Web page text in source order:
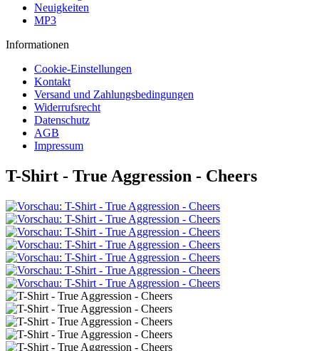
Neuigkeiten
MP3
Informationen
Cookie-Einstellungen
Kontakt
Versand und Zahlungsbedingungen
Widerrufsrecht
Datenschutz
AGB
Impressum
T-Shirt - True Aggression - Cheers